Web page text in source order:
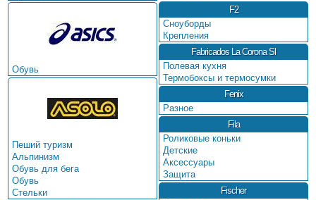
Обувь
Пеший туризм
Альпинизм
Обувь для бега
Обувь
Стельки
F2
Сноуборды
Крепления
Fabricados La Corona Sl
Полевая кухня
Термобоксы и термосумки
Fenix
Разное
Fila
Роликовые коньки
Детские
Аксессуары
Защита
Fischer